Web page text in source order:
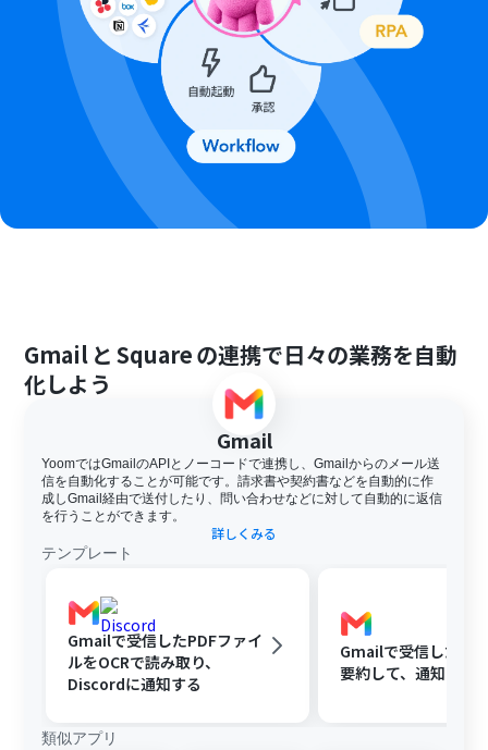
Gmail と Squareの連携で日々の業務を自動
化しよう
Gmail
YoomではGmailのAPIとノーコードで連携し、Gmailからのメール送
信を自動化することが可能です。請求書や契約書などを自動的に作
成しGmail経由で送付したり、問い合わせなどに対して自動的に返信
を行うことができます。
詳しくみる
テンプレート
Gmailで受信したPDFファイ
ルをOCRで読み取り、
Discordに通知する
Gmailで受信した内
要約して、通知する
類似アプリ